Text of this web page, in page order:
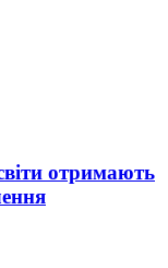
отримають